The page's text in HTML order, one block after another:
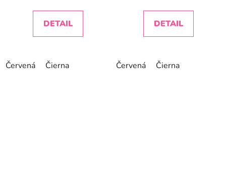
DETAIL
Červená Čierna
DETAIL
Červená Čierna